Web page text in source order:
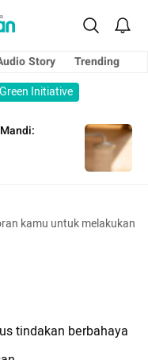
Story
Trending
Green Initiative
kamu untuk melakukan
tindakan berbahaya